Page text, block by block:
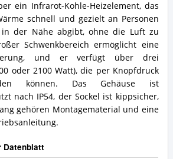
ein Infrarot-Kohle-Heizelement, das
schnell und gezielt an Personen
in der Nähe abgibt, ohne die Luft zu
Schwenkbereich ermöglicht eine
und er verfügt über drei
oder 2100 Watt), die per Knopfdruck
können. Das Gehäuse ist
nach IP54, der Sockel ist kippsicher,
gehören Montagematerial und eine
Datenblatt